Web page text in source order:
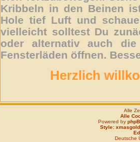
Kribbeln in den Beinen
Hole tief Luft und
vielleicht solltest Du
oder alternativ auch
Fensterläden öffnen.
Herzlich
Alle
Alle
Powered by
Style: xmasgold
Deutsche